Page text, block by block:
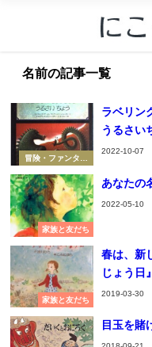
名前の記事一覧
冒険・ファンタジ
ラベリン
うるさい
2022-10-07
家族と友だち
あなたの
2022-05-10
家族と友だち
春は、新
じょう日』
2019-03-30
目玉を賭